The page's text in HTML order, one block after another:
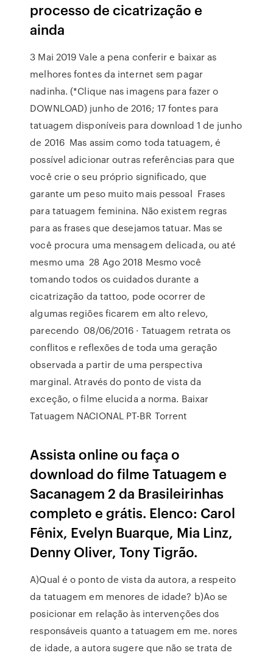
processo de cicatrização e
ainda
3 Mai 2019 Vale a pena conferir e baixar as
melhores fontes da internet sem pagar
nadinha. (*Clique nas imagens para fazer o
DOWNLOAD) junho de 2016; 17 fontes para
tatuagem disponíveis para download 1 de junho
de 2016 Mas assim como toda tatuagem, é
possível adicionar outras referências para que
você crie o seu próprio significado, que
garante um peso muito mais pessoal Frases
para tatuagem feminina. Não existem regras
para as frases que desejamos tatuar. Mas se
você procura uma mensagem delicada, ou até
mesmo uma 28 Ago 2018 Mesmo você
tomando todos os cuidados durante a
cicatrização da tattoo, pode ocorrer de
algumas regiões ficarem em alto relevo,
parecendo 08/06/2016 · Tatuagem retrata os
conflitos e reflexões de toda uma geração
observada a partir de uma perspectiva
marginal. Através do ponto de vista da
exceção, o filme elucida a norma. Baixar
Tatuagem NACIONAL PT-BR Torrent
Assista online ou faça o
download do filme Tatuagem e
Sacanagem 2 da Brasileirinhas
completo e grátis. Elenco: Carol
Fênix, Evelyn Buarque, Mia Linz,
Denny Oliver, Tony Tigrão.
A)Qual é o ponto de vista da autora, a respeito
da tatuagem em menores de idade? b)Ao se
posicionar em relação às intervenções dos
responsáveis quanto a tatuagem em me. nores
de idade, a autora sugere que não se trata de